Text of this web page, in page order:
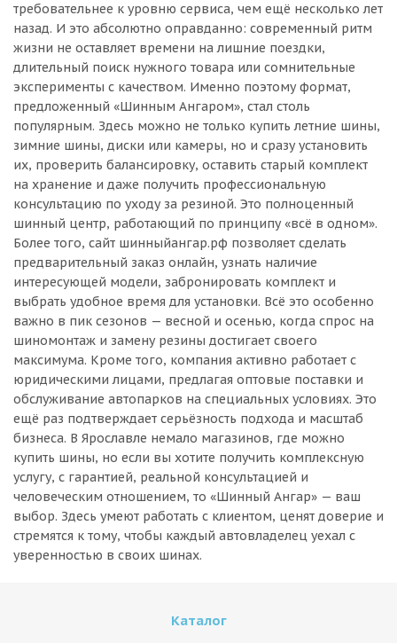
требовательнее к уровню сервиса, чем ещё несколько лет
назад. И это абсолютно оправданно: современный ритм
жизни не оставляет времени на лишние поездки,
длительный поиск нужного товара или сомнительные
эксперименты с качеством. Именно поэтому формат,
предложенный «Шинным Ангаром», стал столь
популярным. Здесь можно не только купить летние шины,
зимние шины, диски или камеры, но и сразу установить
их, проверить балансировку, оставить старый комплект
на хранение и даже получить профессиональную
консультацию по уходу за резиной. Это полноценный
шинный центр, работающий по принципу «всё в одном».
Более того, сайт шинныйангар.рф позволяет сделать
предварительный заказ онлайн, узнать наличие
интересующей модели, забронировать комплект и
выбрать удобное время для установки. Всё это особенно
важно в пик сезонов — весной и осенью, когда спрос на
шиномонтаж и замену резины достигает своего
максимума. Кроме того, компания активно работает с
юридическими лицами, предлагая оптовые поставки и
обслуживание автопарков на специальных условиях. Это
ещё раз подтверждает серьёзность подхода и масштаб
бизнеса. В Ярославле немало магазинов, где можно
купить шины, но если вы хотите получить комплексную
услугу, с гарантией, реальной консультацией и
человеческим отношением, то «Шинный Ангар» — ваш
выбор. Здесь умеют работать с клиентом, ценят доверие и
стремятся к тому, чтобы каждый автовладелец уехал с
уверенностью в своих шинах.
Каталог